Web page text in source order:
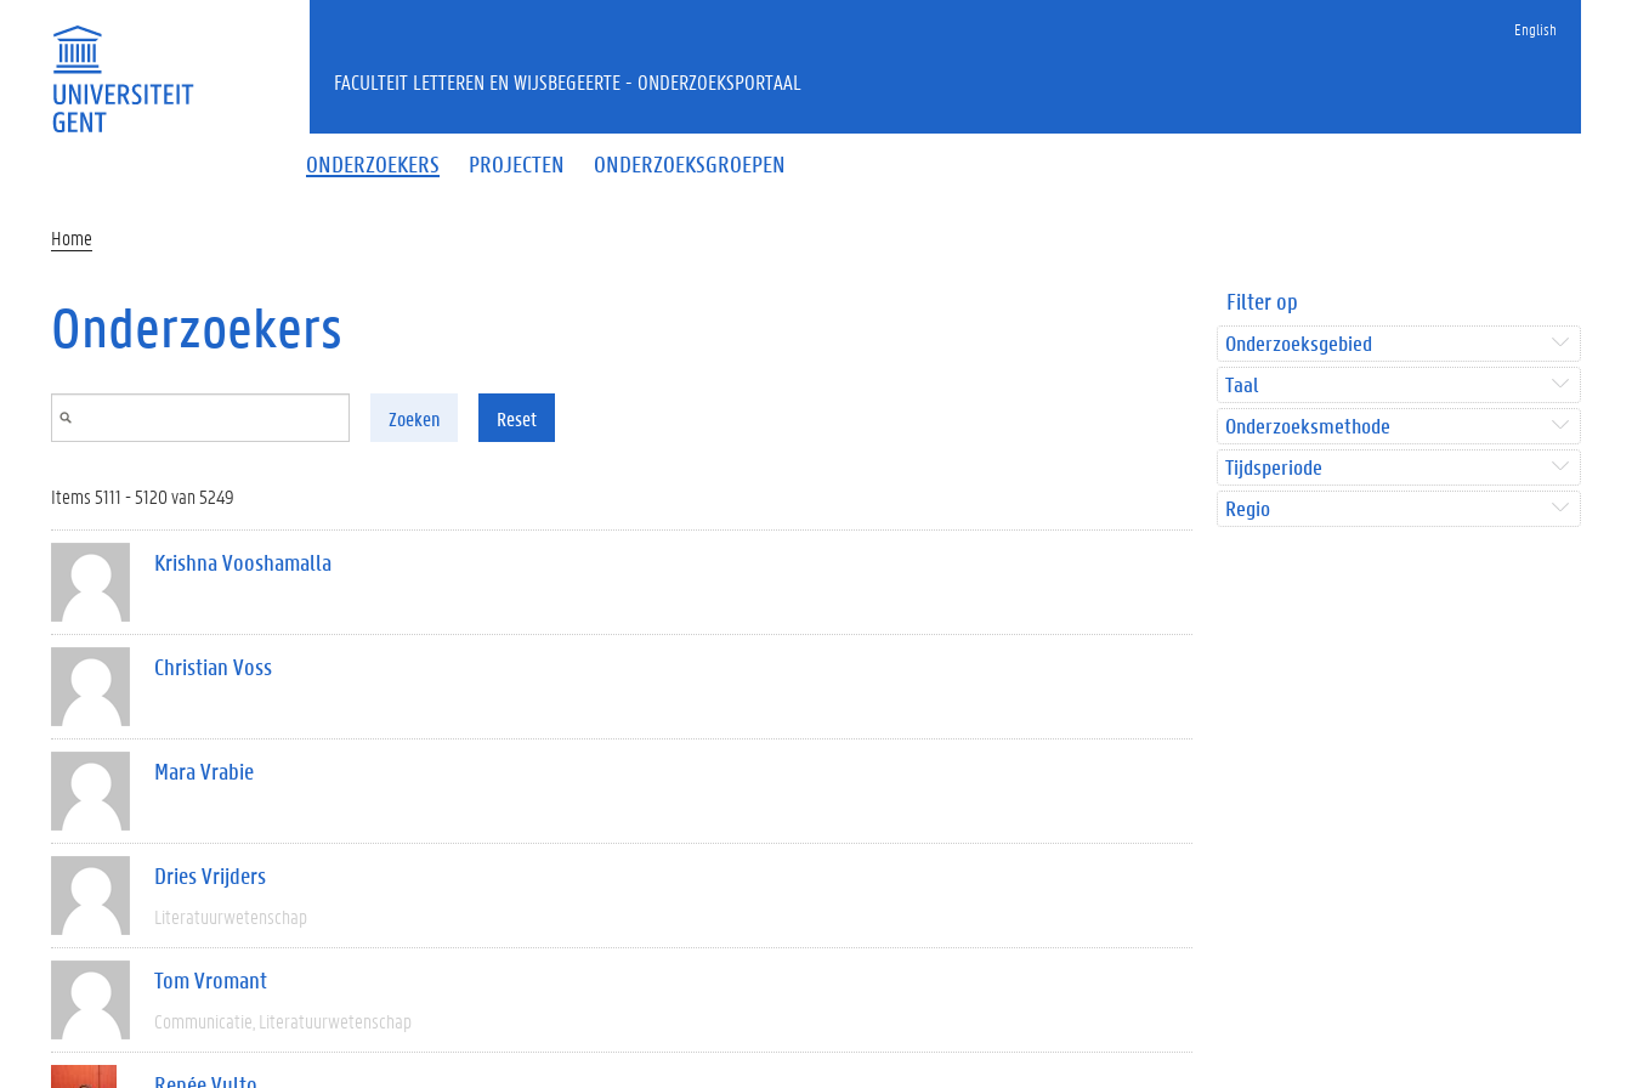
English
ONDERZOEKERS PROJECTEN ONDERZOEKSGROEPEN
FACULTEIT LETTEREN EN WIJSBEGEERTE - ONDERZOEKSPORTAAL
Home
Onderzoekers
Zoeken Reset
Items 5111 - 5120 van 5249
Krishna Vooshamalla
Christian Voss
Mara Vrabie
Dries Vrijders
Literatuurwetenschap
Tom Vromant
Communicatie Literatuurwetenschap
Filter op
Onderzoeksgebied
Taal
Onderzoeksmethode
Tijdsperiode
Regio